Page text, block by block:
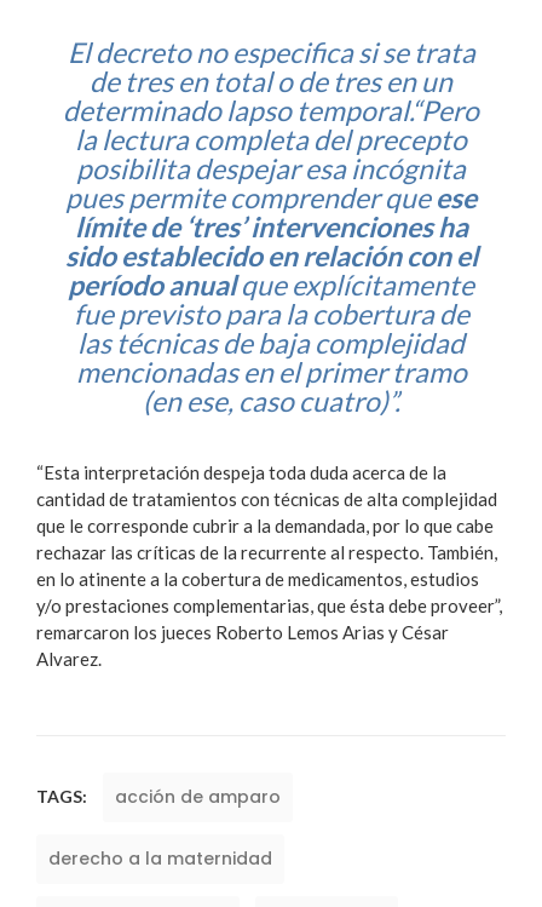
El decreto no especifica si se trata
de tres en total o de tres en un
determinado lapso temporal.“Pero
la lectura completa del precepto
posibilita despejar esa incógnita
pues permite comprender queese
límite de ‘tres’ intervenciones ha
sido establecido en relación con el
período anualque explícitamente
fue previsto para la cobertura de
las técnicas de baja complejidad
mencionadas en el primer tramo
(en ese, caso cuatro)”.
“Esta interpretación despeja toda duda acerca de la
cantidad de tratamientos con técnicas de alta complejidad
que le corresponde cubrir a la demandada, por lo que cabe
rechazar las críticas de la recurrente al respecto. También,
en lo atinente a la cobertura de medicamentos, estudios
y/o prestaciones complementarias, que ésta debe proveer”,
remarcaron los jueces Roberto Lemos Arias y César
Alvarez.
TAGS: acción de amparo
derecho a la maternidad